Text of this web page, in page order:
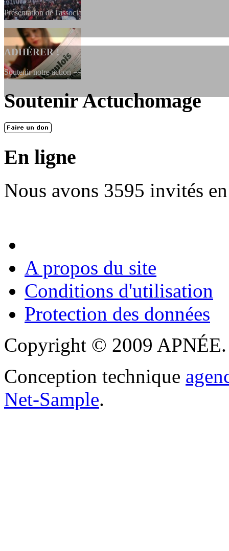
Présentation de l'association et de sa charte qui encadre nos actions
ADHÉRER !
Soutenir notre action ==> Si vous souhaitez adhérer à
dessous, en le remplissant et en...
En 2004, une dizaine de personnes contribuèrent au lancement de
Soutenir Actuchomage
En ligne
Nous avons 3595 invités
A propos du site
Conditions d'utilisation
Protection des données
Copyright © 2009 APNÉE.
Conception technique
Net-Sample.